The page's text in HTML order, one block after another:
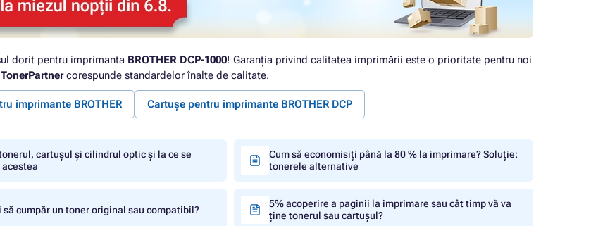
dorit pentru imprimanta BROTHER DCP-1000! Garanția privind calitatea imprimării este o prioritate pentru noi
TonerPartnercorespunde standardelor înalte de calitate.
imprimante BROTHER Cartușe pentru imprimante BROTHER DCP
cartușul și cilindrul optic și la ce se
Cum să economisiți până la 80 % la imprimare? Soluție:
tonerele alternative
să cumpăr un toner original sau compatibil?
5% acoperire a paginii la imprimare sau cât timp vă va
ține tonerul sau cartușul?